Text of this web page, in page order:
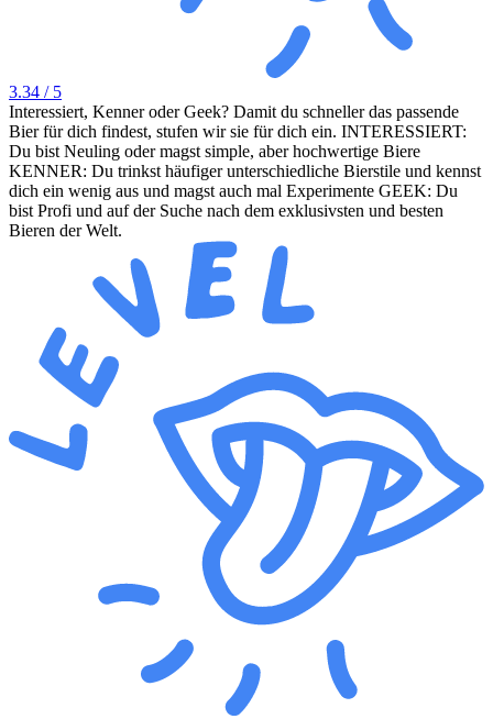
3.34 / 5
Interessiert, Kenner oder Geek? Damit du schneller das passende
Bier für dich findest, stufen wir sie für dich ein. INTERESSIERT:
Du bist Neuling oder magst simple, aber hochwertige Biere
KENNER: Du trinkst häufiger unterschiedliche Bierstile und kennst
dich ein wenig aus und magst auch mal Experimente GEEK: Du
bist Profi und auf der Suche nach dem exklusivsten und besten
Bieren der Welt.